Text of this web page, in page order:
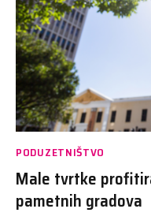
PODUZETNIŠTVO
Male tvrtke
pametnih gradova